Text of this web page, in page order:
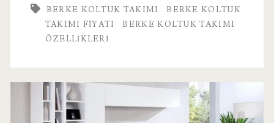
Klasik
Koltuk
BERKE KOLTUK TAKIMI
BERKE KOLTUK
TAKIMI FIYATI
BERKE KOLTUK TAKIMI
ÖZELLIKLERI